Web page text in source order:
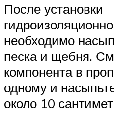
После установки
необходимо
песка и щебня.
компонента в
одному и
около 10